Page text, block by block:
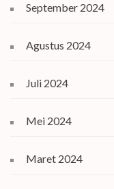
September 2024
Agustus 2024
Juli 2024
Mei 2024
Maret 2024